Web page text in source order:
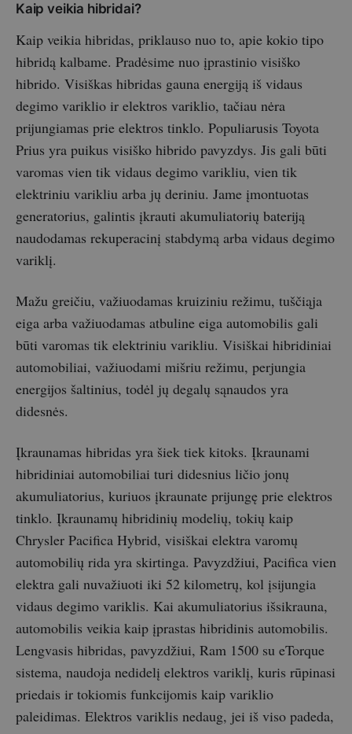
Kaip veikia hibridai?
Kaip veikia hibridas, priklauso nuo to, apie kokio tipo
hibridą kalbame. Pradėsime nuo įprastinio visiško
hibrido. Visiškas hibridas gauna energiją iš vidaus
degimo variklio ir elektros variklio, tačiau nėra
prijungiamas prie elektros tinklo. Populiarusis Toyota
Prius yra puikus visiško hibrido pavyzdys. Jis gali būti
varomas vien tik vidaus degimo varikliu, vien tik
elektriniu varikliu arba jų deriniu. Jame įmontuotas
generatorius, galintis įkrauti akumuliatorių bateriją
naudodamas rekuperacinį stabdymą arba vidaus degimo
variklį.
Mažu greičiu, važiuodamas kruiziniu režimu, tuščiąja
eiga arba važiuodamas atbuline eiga automobilis gali
būti varomas tik elektriniu varikliu. Visiškai hibridiniai
automobiliai, važiuodami mišriu režimu, perjungia
energijos šaltinius, todėl jų degalų sąnaudos yra
didesnės.
Įkraunamas hibridas yra šiek tiek kitoks. Įkraunami
hibridiniai automobiliai turi didesnius ličio jonų
akumuliatorius, kuriuos įkraunate prijungę prie elektros
tinklo. Įkraunamų hibridinių modelių, tokių kaip
Chrysler Pacifica Hybrid, visiškai elektra varomų
automobilių rida yra skirtinga. Pavyzdžiui, Pacifica vien
elektra gali nuvažiuoti iki 52 kilometrų, kol įsijungia
vidaus degimo variklis. Kai akumuliatorius išsikrauna,
automobilis veikia kaip įprastas hibridinis automobilis.
Lengvasis hibridas, pavyzdžiui, Ram 1500 su eTorque
sistema, naudoja nedidelį elektros variklį, kuris rūpinasi
priedais ir tokiomis funkcijomis kaip variklio
paleidimas. Elektros variklis nedaug, jei iš viso padeda,